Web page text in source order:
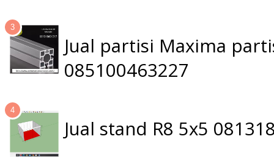
Jual partisi Maxima
085100463227
Jual stand R8 5x5